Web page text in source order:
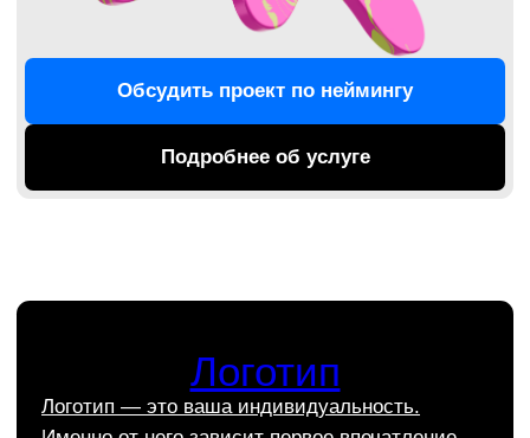
вашего продукта, чтобы помочь вам
Сайты на Тильде
Мы проектируем сайты на Тильде,